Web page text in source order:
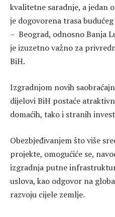
kvalitetne saradnje, a jedan
je dogovorena trasa
– Beograd, odnosno Banja
je izuzetno važno za
BiH.
Izgradnjom novih
dijelovi BiH postaće
domaćih, tako i stranih
Obezbjeđivanjem što više
projekte, omogućiće se,
izgradnja putne
uslova, kao odgovor na
razvoju cijele zemlje.